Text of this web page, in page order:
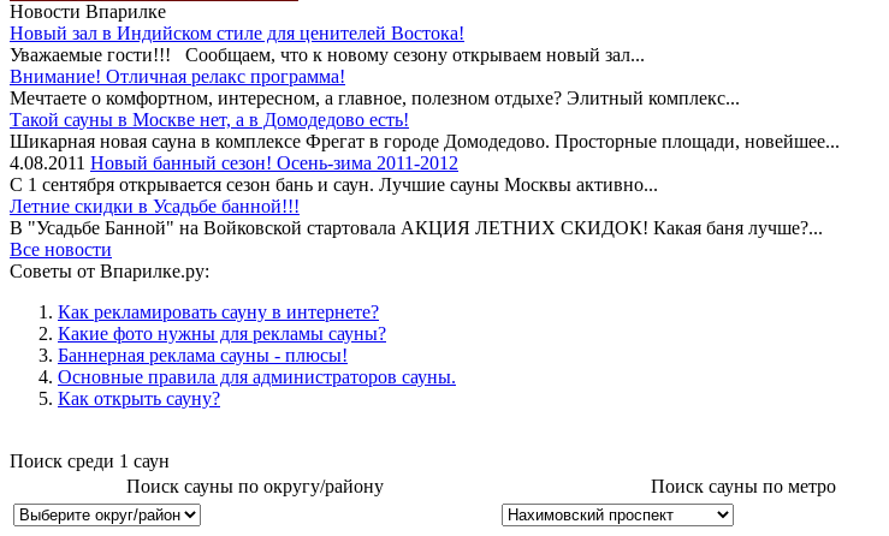
Новости Впарилке
Новый зал в Индийском стиле для ценителей Востока!
Уважаемые гости!!! Сообщаем, что к новому сезону открываем новый зал...
Внимание! Отличная релакс программа!
Мечтаете о комфортном, интересном, а главное, полезном отдыхе? Элитный комплекс...
Такой сауны в Москве нет, а в Домодедово есть!
Шикарная новая сауна в комплексе Фрегат в городе Домодедово. Просторные площади, новейшее...
4.08.2011 Новый банный сезон! Осень-зима 2011-2012
С 1 сентября открывается сезон бань и саун. Лучшие сауны Москвы активно...
Летние скидки в Усадьбе банной!!!
В "Усадьбе Банной" на Войковской стартовала АКЦИЯ ЛЕТНИХ СКИДОК! Какая баня лучше?...
Все новости
Советы от Впарилке.ру:
Как рекламировать сауну в интернете?
Какие фото нужны для рекламы сауны?
Баннерная реклама сауны - плюсы!
Основные правила для администраторов сауны.
Как открыть сауну?
Поиск среди 1 саун
Поиск сауны по округу/району
Поиск сауны по метро